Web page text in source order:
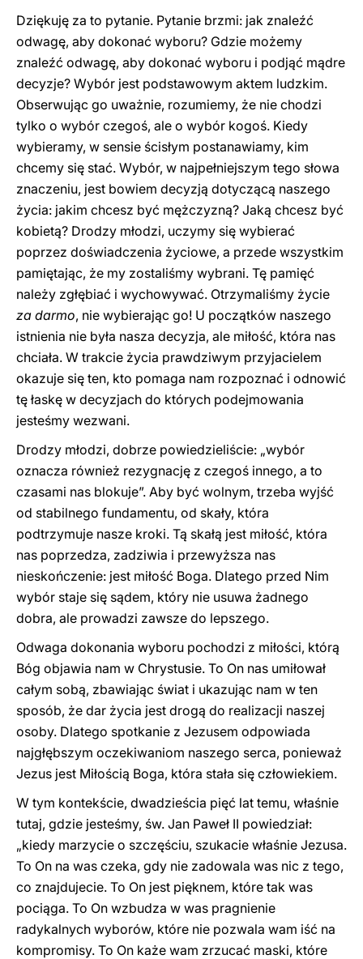
Dziękuję za to pytanie. Pytanie brzmi: jak znaleźć
odwagę, aby dokonać wyboru? Gdzie możemy
znaleźć odwagę, aby dokonać wyboru i podjąć mądre
decyzje? Wybór jest podstawowym aktem ludzkim.
Obserwując go uważnie, rozumiemy, że nie chodzi
tylko o wybór czegoś, ale o wybór kogoś. Kiedy
wybieramy, w sensie ścisłym postanawiamy, kim
chcemy się stać. Wybór, w najpełniejszym tego słowa
znaczeniu, jest bowiem decyzją dotyczącą naszego
życia: jakim chcesz być mężczyzną? Jaką chcesz być
kobietą? Drodzy młodzi, uczymy się wybierać
poprzez doświadczenia życiowe, a przede wszystkim
pamiętając, że my zostaliśmy wybrani. Tę pamięć
należy zgłębiać i wychowywać. Otrzymaliśmy życie
za darmo, nie wybierając go! U początków naszego
istnienia nie była nasza decyzja, ale miłość, która nas
chciała. W trakcie życia prawdziwym przyjacielem
okazuje się ten, kto pomaga nam rozpoznać i odnowić
tę łaskę w decyzjach do których podejmowania
jesteśmy wezwani.
Drodzy młodzi, dobrze powiedzieliście: „wybór
oznacza również rezygnację z czegoś innego, a to
czasami nas blokuje”. Aby być wolnym, trzeba wyjść
od stabilnego fundamentu, od skały, która
podtrzymuje nasze kroki. Tą skałą jest miłość, która
nas poprzedza, zadziwia i przewyższa nas
nieskończenie: jest miłość Boga. Dlatego przed Nim
wybór staje się sądem, który nie usuwa żadnego
dobra, ale prowadzi zawsze do lepszego.
Odwaga dokonania wyboru pochodzi z miłości, którą
Bóg objawia nam w Chrystusie. To On nas umiłował
całym sobą, zbawiając świat i ukazując nam w ten
sposób, że dar życia jest drogą do realizacji naszej
osoby. Dlatego spotkanie z Jezusem odpowiada
najgłębszym oczekiwaniom naszego serca, ponieważ
Jezus jest Miłością Boga, która stała się człowiekiem.
W tym kontekście, dwadzieścia pięć lat temu, właśnie
tutaj, gdzie jesteśmy, św. Jan Paweł II powiedział:
„kiedy marzycie o szczęściu, szukacie właśnie Jezusa.
To On na was czeka, gdy nie zadowala was nic z tego,
co znajdujecie. To On jest pięknem, które tak was
pociąga. To On wzbudza w was pragnienie
radykalnych wyborów, które nie pozwala wam iść na
kompromisy. To On każe wam zrzucać maski, które